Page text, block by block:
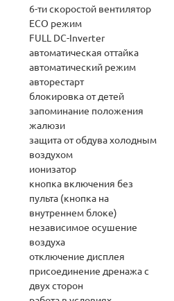
6-ти скоростой вентилятор
ECO режим
FULL DC-Inverter
автоматическая оттайка
автоматический режим
авторестарт
блокировка от детей
запоминание положения
жалюзи
защита от обдува холодным
воздухом
ионизатор
кнопка включения без
пульта (кнопка на
внутреннем блоке)
независимое осушение
воздуха
отключение дисплея
присоединение дренажа с
двух сторон